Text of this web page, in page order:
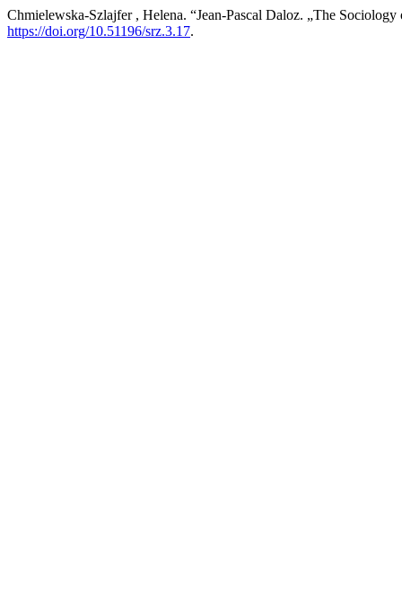
Chmielewska-Szlajfer , Helena. “Jean-Pascal Daloz. „The
https://doi.org/10.51196/srz.3.17.